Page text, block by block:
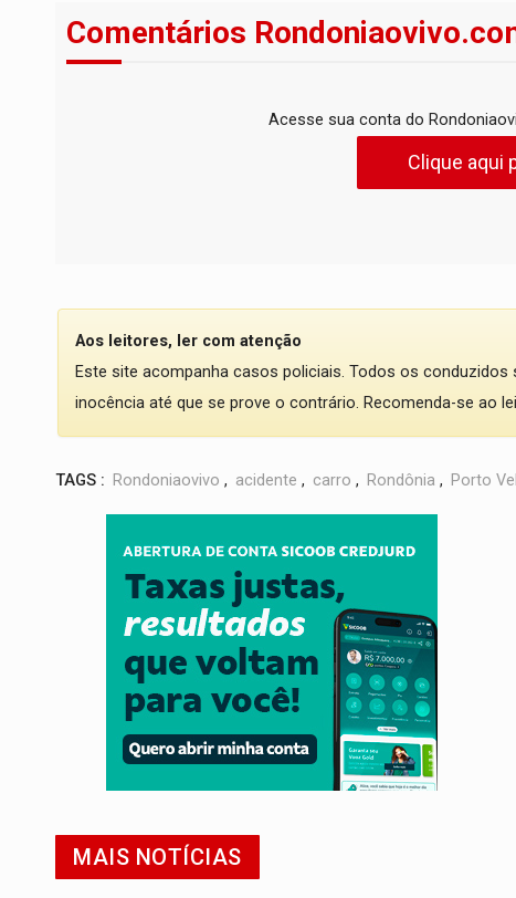
Comentários
Acesse sua conta do
Clique aqui
Aos leitores, ler com atenção
Este site acompanha casos policiais. Todos os
inocência até que se prove o contrário. Recomenda-se ao
TAGS : Rondoniaovivo , acidente , carro , Rondônia , Porto
MAIS NOTÍCIAS